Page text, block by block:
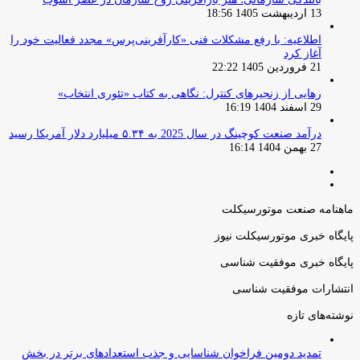
13 اردیبهشت 1405 18:56
اطلاعیه: با رفع مشکلات فنی «کارآفرینی‌پرس» مجدد فعالیت خود را
آغاز کرد
21 فروردین 1405 22:22
رهایی از زنجیرهای کنترل: نگاهی به کتاب «تئوری انتخاب»
29 اسفند 1404 16:19
درآمد صنعت کوچینگ در سال 2025 به ۵.۳۴ میلیارد دلار آمریکا رسید
27 بهمن 1404 16:14
ماهنامه صنعت موتورسیکلت
پایگاه خبری موتورسیکلت نیوز
پایگاه خبری موفقیت شناسی
انتشارات موفقیت شناسی
نوشته‌های تازه
تمدید دومین فراخوان شناسایی و جذب استعدادهای برتر در بخش